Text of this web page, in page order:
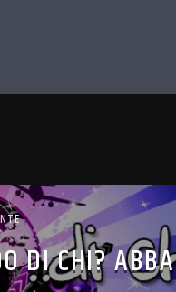
DI CHI? ABBA